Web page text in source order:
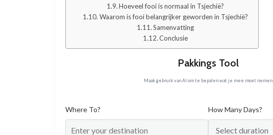
Hoeveel fooi is normaal in Tsjechië?
Waarom is fooi belangrijker geworden in Tsjechië?
Samenvatting
Conclusie
Pakkings Tool
Maak gebruik van AI om te bepalen wat je mee moet nemen
Where To? How Many Days?